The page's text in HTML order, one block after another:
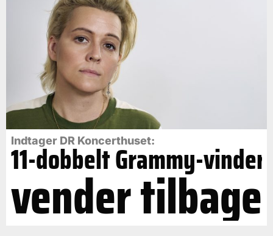
Indtager DR Koncerthuset:
11-dobbelt Grammy-vinder
vender tilbage